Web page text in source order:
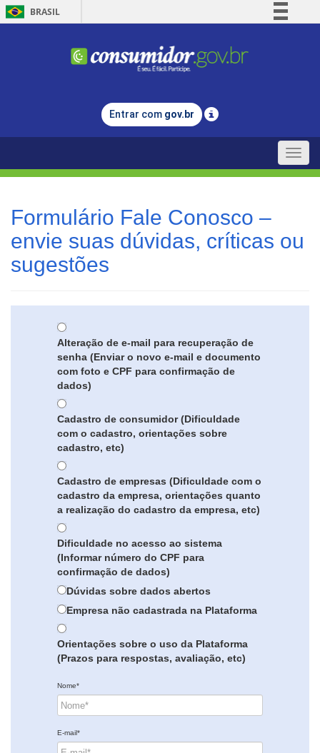
BRASIL
Comunica BR
Legislação
Entrar com gov.br
Toggle
Formulário Fale Conosco –
envie suas dúvidas, críticas ou
sugestões
Alteração de e-mail para recuperação de
senha (Enviar o novo e-mail e documento
com foto e CPF para confirmação de
dados)
Cadastro de consumidor (Dificuldade
com o cadastro, orientações sobre
cadastro, etc)
Cadastro de empresas (Dificuldade com o
cadastro da empresa, orientações quanto
a realização do cadastro da empresa, etc)
Dificuldade no acesso ao sistema
(Informar número do CPF para
confirmação de dados)
Dúvidas sobre dados abertos
Empresa não cadastrada na Plataforma
Orientações sobre o uso da Plataforma
(Prazos para respostas, avaliação, etc)
Nome*
E-mail*